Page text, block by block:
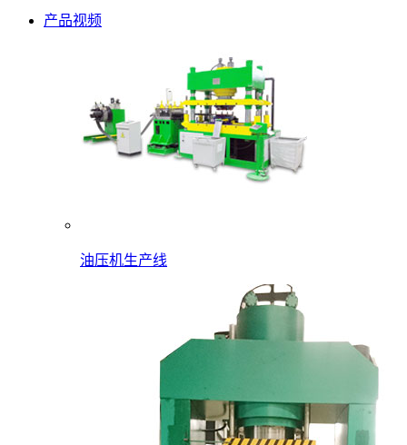
产品视频
油压机生产线